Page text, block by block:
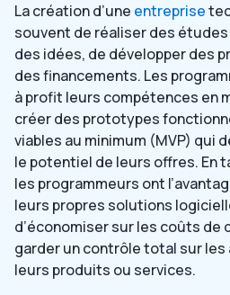
La création d’une entreprise
souvent de réaliser des
des idées, de développer des
des financements. Les
à profit leurs compétences en
créer des prototypes
viables au minimum (MVP) qui
le potentiel de leurs offres. En
les programmeurs ont
leurs propres solutions
d’économiser sur les coûts de
garder un contrôle total sur
leurs produits ou services.